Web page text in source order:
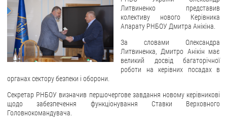
ПРЕСЦЕНТР
Новини
Drone Deals
Фотогалерея
ЗВЕРНЕННЯ ГРОМАДЯН
Звернення громадян
Литвиненко представив
колективу нового Керівника
Апарату РНБОУ Дмитра Анікіна.
За словами Олександра
Литвиненка, Дмитро Анікін має
великий досвід багаторічної
роботи на керівних посадах в
органах сектору безпеки і оборони.
Секретар РНБОУ визначив першочергове завдання новому керівникові
щодо забезпечення функціонування Ставки Верховного
Головнокомандувача.